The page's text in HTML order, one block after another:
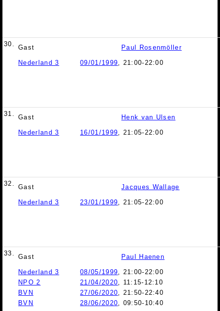
30. Gast Paul Rosenmöller
Nederland 3 09/01/1999, 21:00-22:00
31. Gast Henk van Ulsen
Nederland 3 16/01/1999, 21:05-22:00
32. Gast Jacques Wallage
Nederland 3 23/01/1999, 21:05-22:00
33. Gast Paul Haenen
Nederland 3 08/05/1999, 21:00-22:00
NPO 2
21/04/2020, 11:15-12:10
BVN
27/06/2020, 21:50-22:40
BVN
28/06/2020, 09:50-10:40